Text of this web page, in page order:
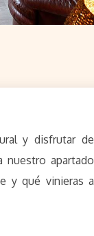
y disfrutar de
nuestro apartado
y qué vinieras a